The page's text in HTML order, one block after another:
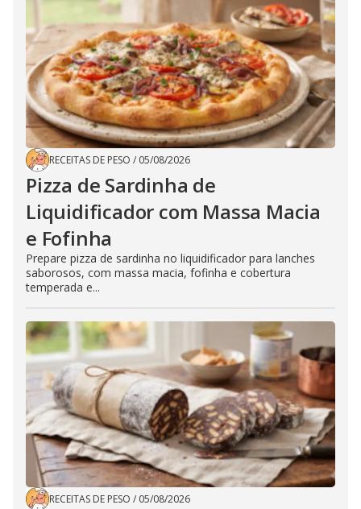
RECEITAS DE PESO / 05/08/2026
Pizza de Sardinha de
Liquidificador com Massa Macia
e Fofinha
Prepare pizza de sardinha no liquidificador para lanches
saborosos, com massa macia, fofinha e cobertura
temperada e...
RECEITAS DE PESO / 05/08/2026